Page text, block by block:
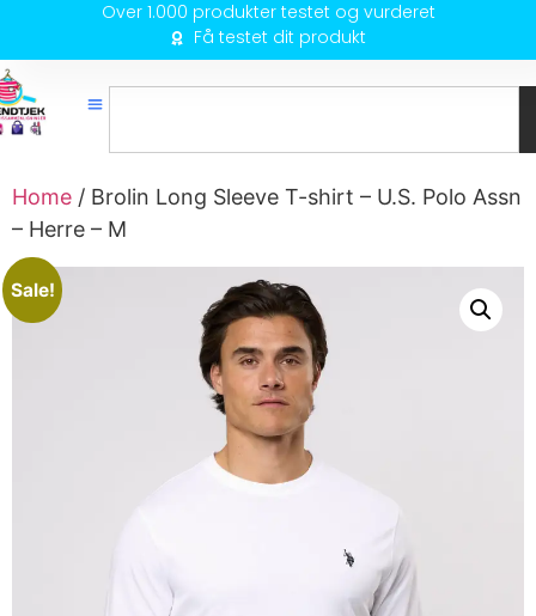
Over 1.000 produkter testet og vurderet
Få testet dit produkt
Home / Brolin Long Sleeve T-shirt – U.S. Polo Assn
– Herre – M
Sale!